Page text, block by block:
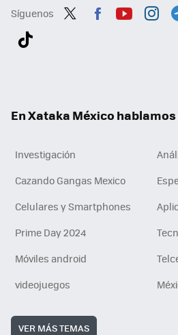
Síguenos
En Xataka México hablamos
Investigación
Cazando Gangas Mexico
Celulares y Smartphones
Prime Day 2024
Móviles android
videojuegos
VER MÁS TEMAS